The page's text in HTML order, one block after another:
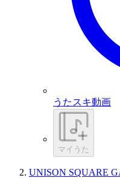
うたスキ動画
マイうた
UNISON SQUARE